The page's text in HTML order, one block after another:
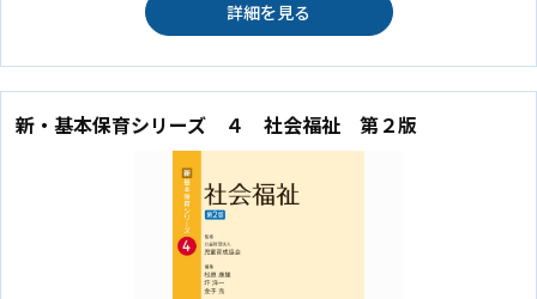
詳細を見る
新・基本保育シリーズ ４ 社会福祉 第２版